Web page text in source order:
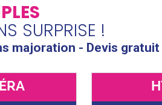
SURPRISE !
majoration - Devis gratuit